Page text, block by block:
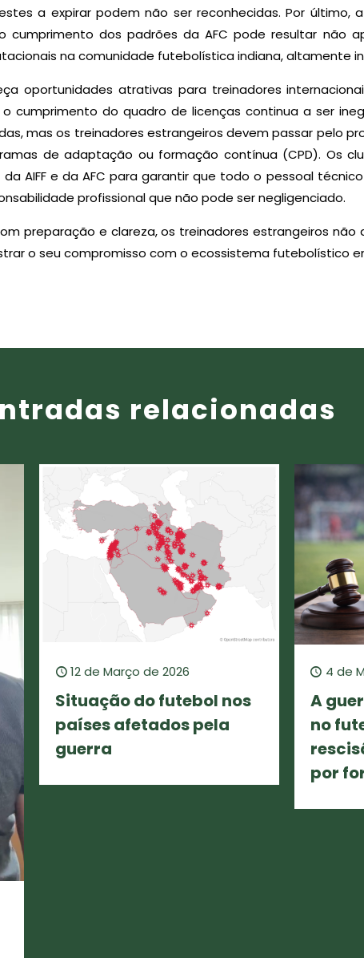
a expirar podem não ser reconhecidas. Por último,
cumprimento dos padrões da AFC pode resultar não
na comunidade futebolística indiana, altamente
oportunidades atrativas para treinadores
cumprimento do quadro de licenças continua a ser
mas os treinadores estrangeiros devem passar pelo
de adaptação ou formação contínua (CPD). Os
AIFF e da AFC para garantir que todo o pessoal
profissional que não pode ser negligenciado.
preparação e clareza, os treinadores estrangeiros
o seu compromisso com o ecossistema futebolístico
relacionadas
12 de Março de 2026
Situação do futebol nos
países afetados pela
guerra
4 de
A
no
por